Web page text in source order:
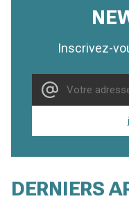
Inscrivez-
DERNIERS